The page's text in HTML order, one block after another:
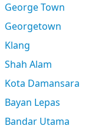
George Town
Georgetown
Klang
Shah Alam
Kota Damansara
Bayan Lepas
Bandar Utama